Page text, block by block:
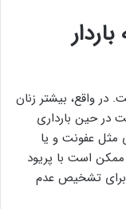
در واقع، بیشتر زنان
در حین بارداری
مثل عفونت و یا
است با پریود
برای تشخیص عدم